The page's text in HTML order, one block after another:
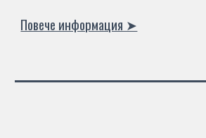
Повече информация ➤